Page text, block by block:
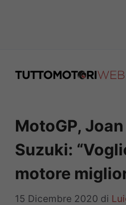
MotoGP,
Suzuki:
motore
15 Dicembre 2020 di